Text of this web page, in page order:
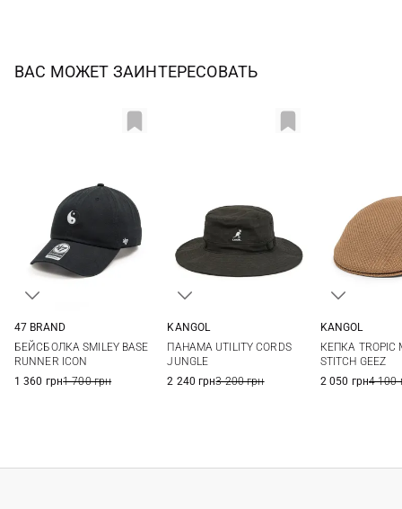
ВАС МОЖЕТ ЗАИНТЕРЕСОВАТЬ
47 BRAND
БЕЙСБОЛКА SMILEY BASE
RUNNER ICON
1 360 грн1 700 грн
XXL
KANGOL
ПАНАМА UTILITY CORDS
JUNGLE
2 240 грн3 200 грн
KANGOL
КЕПКА TROPIC
STITCH GEEZ
2 050 грн4 100